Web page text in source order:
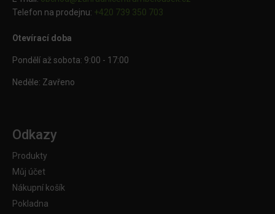
Telefon na prodejnu: +420 739 350 703
Otevírací doba
Pondělí až sobota: 9:00 - 17:00
Neděle: Zavřeno
Odkazy
Produkty
Můj účet
Nákupní košík
Pokladna